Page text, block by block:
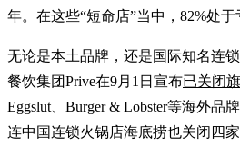
年。在这些“短命店”当中，82%处于
无论是本土品牌，还是国际知名连锁
餐饮集团Prive在9月1日宣布已关闭
Eggslut、Burger & Lobster等海外品
连中国连锁火锅店海底捞也关闭四